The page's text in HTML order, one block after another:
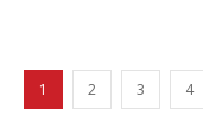
1 2 3 4